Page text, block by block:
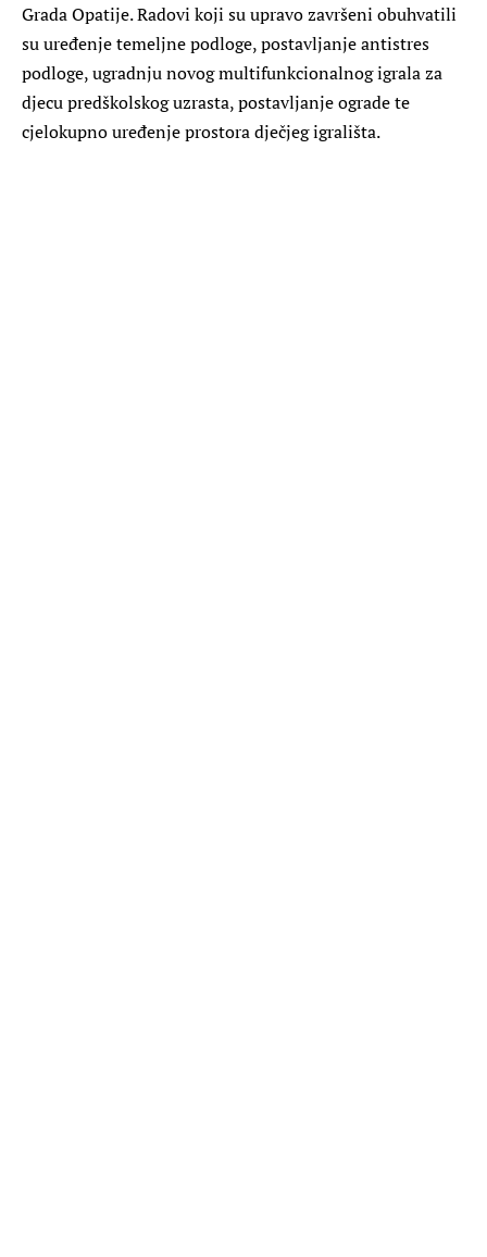
Grada Opatije. Radovi koji su upravo završeni obuhvatili
su uređenje temeljne podloge, postavljanje antistres
podloge, ugradnju novog multifunkcionalnog igrala za
djecu predškolskog uzrasta, postavljanje ograde te
cjelokupno uređenje prostora dječjeg igrališta.